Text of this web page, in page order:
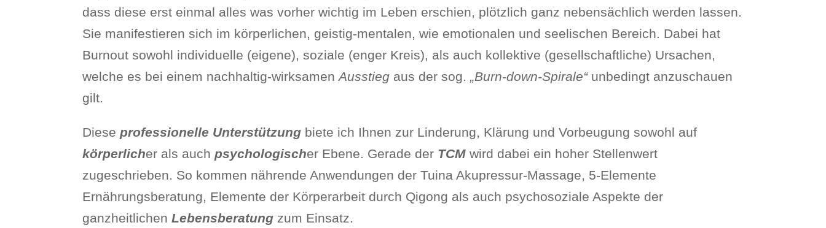
dass diese erst einmal alles was vorher wichtig im Leben erschien, plötzlich ganz nebensächlich werden lassen.
Sie manifestieren sich im körperlichen, geistig-mentalen, wie emotionalen und seelischen Bereich. Dabei hat
Burnout sowohl individuelle (eigene), soziale (enger Kreis), als auch kollektive (gesellschaftliche) Ursachen,
welche es bei einem nachhaltig-wirksamenAusstieg aus der sog.„Burn-down-Spirale“unbedingt anzuschauen
gilt.
Dieseprofessionelle Unterstützung biete ich Ihnen zur Linderung, Klärung und Vorbeugung sowohl auf
körperlicher als auchpsychologischer Ebene. Gerade der TCM wird dabei ein hoher Stellenwert
zugeschrieben. So kommen nährende Anwendungen der Tuina Akupressur-Massage, 5-Elemente
Ernährungsberatung, Elemente der Körperarbeit durch Qigong als auch psychosoziale Aspekte der
ganzheitlichenLebensberatung zum Einsatz.